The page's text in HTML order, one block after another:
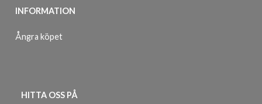
INFORMATION
Ångra köpet
HITTA OSS PÅ